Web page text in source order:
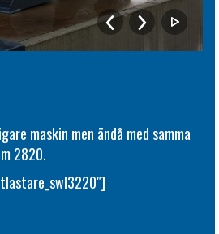
maskin men ändå med samma
2820.